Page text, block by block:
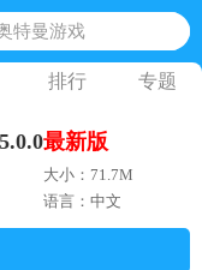
特曼游戏
地铁跑酷体验服版本
黎明觉醒生机国际服
体验服
排行 专题
5.0.0最新版
大小：71.7M
语言：中文